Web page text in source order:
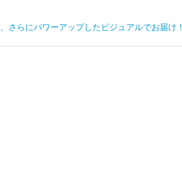
らにパワーアップしたビジュアルでお届け！